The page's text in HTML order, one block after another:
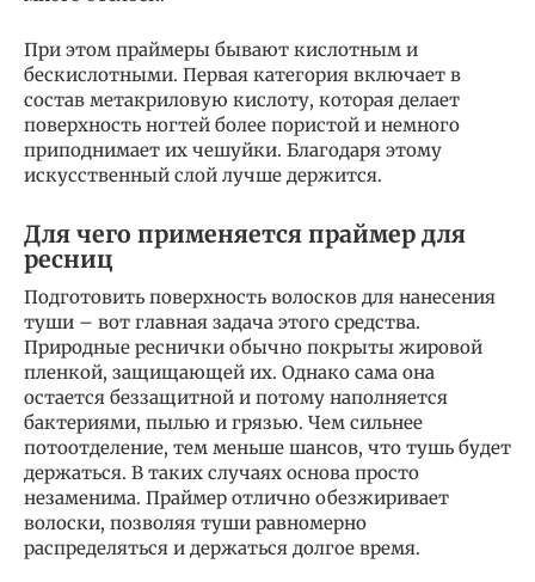
При этом праймеры бывают кислотным и
бескислотными. Первая категория включает в
состав метакриловую кислоту, которая делает
поверхность ногтей более пористой и немного
приподнимает их чешуйки. Благодаря этому
искусственный слой лучше держится.
Для чего применяется праймер для
ресниц
Подготовить поверхность волосков для нанесения
туши – вот главная задача этого средства.
Природные реснички обычно покрыты жировой
пленкой, защищающей их. Однако сама она
остается беззащитной и потому наполняется
бактериями, пылью и грязью. Чем сильнее
потоотделение, тем меньше шансов, что тушь будет
держаться. В таких случаях основа просто
незаменима. Праймер отлично обезжиривает
волоски, позволяя туши равномерно
распределяться и держаться долгое время.